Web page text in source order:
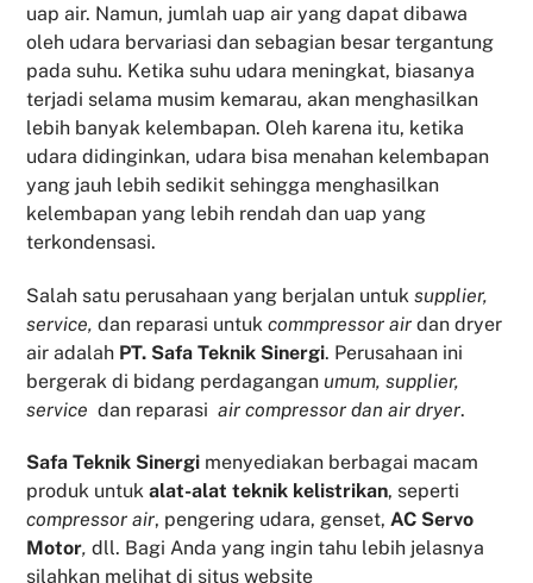
uap air. Namun, jumlah uap air yang dapat dibawa
oleh udara bervariasi dan sebagian besar tergantung
pada suhu. Ketika suhu udara meningkat, biasanya
terjadi selama musim kemarau, akan menghasilkan
lebih banyak kelembapan. Oleh karena itu, ketika
udara didinginkan, udara bisa menahan kelembapan
yang jauh lebih sedikit sehingga menghasilkan
kelembapan yang lebih rendah dan uap yang
terkondensasi.
Salah satu perusahaan yang berjalan untuksupplier,
service, dan reparasi untukcommpressor air dan dryer
air adalah PT. Safa Teknik Sinergi. Perusahaan ini
bergerak di bidang perdaganganumum, supplier,
service dan reparasiair compressor dan air dryer.
Safa Teknik Sinergi menyediakan berbagai macam
produk untukalat-alat teknik kelistrikan, seperti
compressor air, pengering udara, genset,AC Servo
Motor, dll. Bagi Anda yang ingin tahu lebih jelasnya
silahkan melihat di situs website